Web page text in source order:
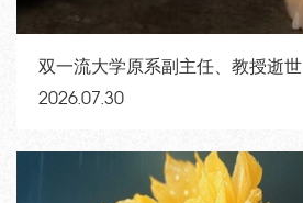
双一流大学原系副主任、教授逝世
2026.07.30